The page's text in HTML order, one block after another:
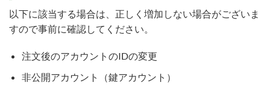
以下に該当する場合は、正しく増加しない場合がございま
すので事前に確認してください。
注文後のアカウントのIDの変更
非公開アカウント（鍵アカウント）